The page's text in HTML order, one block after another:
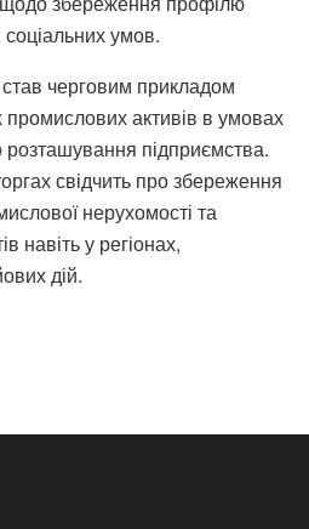
соціальних умов.
черговим прикладом
промислових активів в умовах
підприємства.
свідчить про збереження
нерухомості та
навіть у регіонах,
дій.